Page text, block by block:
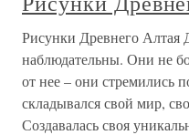
Рисунки Древнего Алтая
наблюдательны. Они не
от нее – они стремились
складывался свой мир,
Создавалась своя